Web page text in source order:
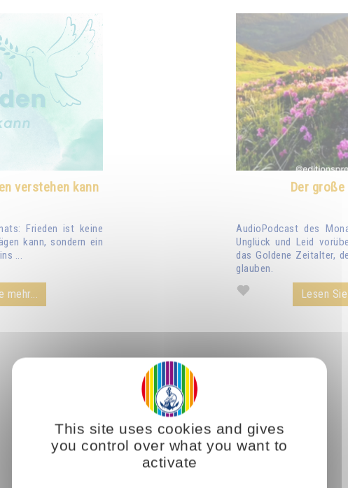
verstehen kann
Frieden ist keine
kann, sondern ein
...
mehr...
Der
AudioPodcast des
Unglück und Leid
das Goldene Zeitalter,
glauben.
Lesen
This site uses cookies and gives
you control over what you want to
activate